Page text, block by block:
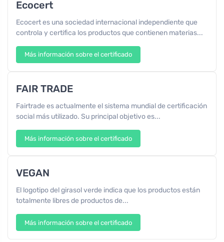
Ecocert
Ecocert es una sociedad internacional independiente que
controla y certifica los productos que contienen materias...
Más información sobre el certificado
FAIR TRADE
Fairtrade es actualmente el sistema mundial de certificación
social más utilizado. Su principal objetivo es...
Más información sobre el certificado
VEGAN
El logotipo del girasol verde indica que los productos están
totalmente libres de productos de...
Más información sobre el certificado